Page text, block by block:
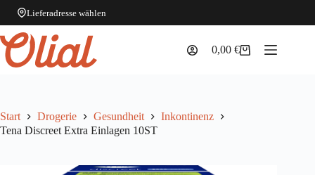
Lieferadresse wählen
Zum
Inhalt
springen
Warenkorb
0,00€
Start Drogerie Gesundheit
Inkontinenz
Tena Discreet Extra Einlagen 10ST